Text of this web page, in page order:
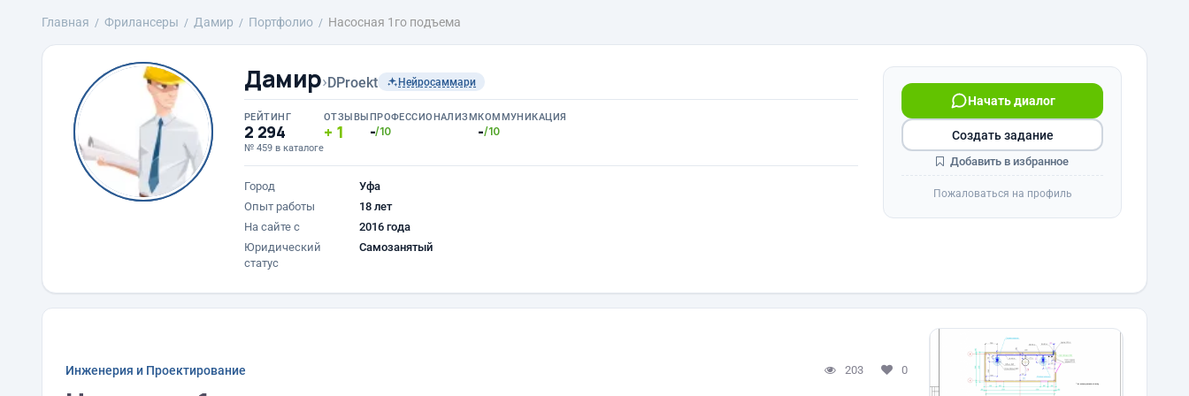
Главная Фрилансеры Дамир Портфолио Насосная 1го подъема
Дамир›DProekt Нейросаммари
РЕЙТИНГ
2 294
№ 459 в каталоге
ОТЗЫВЫ
1
ПРОФЕССИОНАЛИЗМ
-/10
КОММУНИКАЦИЯ
-/10
Город
Уфа
Опыт работы
18 лет
На сайте с
2016 года
Юридический
статус
Самозанятый
Начать диалог
Создать задание
Добавить в избранное
Пожаловаться на профиль
Инженерия и Проектирование 203 0